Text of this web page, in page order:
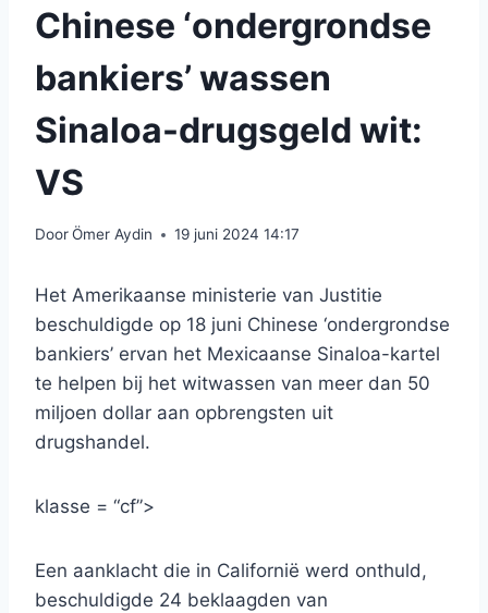
Chinese ‘ondergrondse
bankiers’ wassen
Sinaloa-drugsgeld wit:
VS
DoorÖmer Aydin 19 juni 2024 14:17
Het Amerikaanse ministerie van Justitie
beschuldigde op 18 juni Chinese ‘ondergrondse
bankiers’ ervan het Mexicaanse Sinaloa-kartel
te helpen bij het witwassen van meer dan 50
miljoen dollar aan opbrengsten uit
drugshandel.
klasse = “cf”>
Een aanklacht die in Californië werd onthuld,
beschuldigde 24 beklaagden van